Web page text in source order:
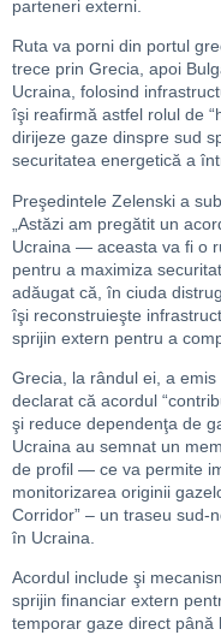
parteneri externi.
Ruta va porni din portul
trece prin Grecia, apoi
Ucraina, folosind
îşi reafirmă astfel rolul de
dirijeze gaze dinspre sud
securitatea energetică a
Preşedintele Zelenski a
„Astăzi am pregătit un
Ucraina — aceasta va fi o
pentru a maximiza
adăugat că, în ciuda
îşi reconstruieşte
sprijin extern pentru a
Grecia, la rândul ei, a
declarat că acordul
şi reduce dependenţa de
Ucraina au semnat un
de profil — ce va permite
monitorizarea originii
Corridor” – un traseu sud-
în Ucraina.
Acordul include şi
sprijin financiar extern
temporar gaze direct până